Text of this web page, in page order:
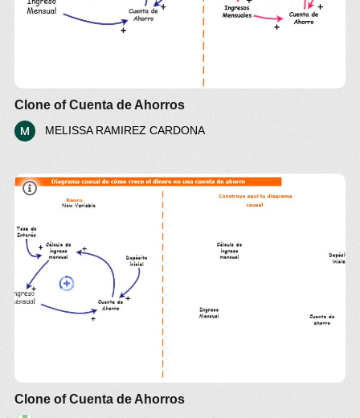
Clone of Cuenta de Ahorros
MELISSA RAMIREZ CARDONA
Clone of Cuenta de Ahorros